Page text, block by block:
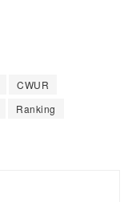
CWUR
Ranking